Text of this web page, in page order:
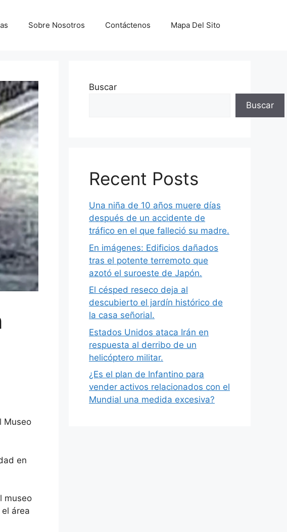
Sobre Nosotros Contáctenos Mapa Del Sito
Museo
en
museo
área
Buscar
Buscar
Recent Posts
Una niña de 10 años muere días
después de un accidente de
tráfico en el que falleció su madre.
En imágenes: Edificios dañados
tras el potente terremoto que
azotó el suroeste de Japón.
El césped reseco deja al
descubierto el jardín histórico de
la casa señorial.
Estados Unidos ataca Irán en
respuesta al derribo de un
helicóptero militar.
¿Es el plan de Infantino para
vender activos relacionados con el
Mundial una medida excesiva?